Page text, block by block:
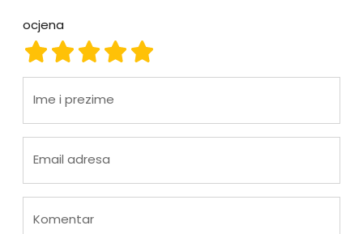
ocjena
ocjena 5
ocjena 4
ocjena 3
ocjena 2
ocjena 1
Ime i prezime
Email adresa
Komentar